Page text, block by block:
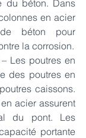
du béton. Dans
en acier
béton pour
la corrosion.
– Les poutres en
des poutres en
caissons.
acier assurent
du pont. Les
portante